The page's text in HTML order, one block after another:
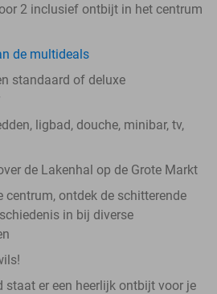
2 inclusief ontbijt in het centrum
de multideals
standaard of deluxe
ligbad, douche, minibar, tv,
de Lakenhal op de Grote Markt
centrum, ontdek de schitterende
in bij diverse
staat er een heerlijk ontbijt voor je